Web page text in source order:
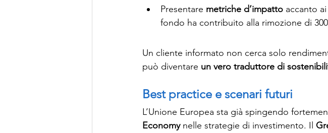
Presentare metriche d’impatto accanto
fondo ha contribuito alla rimozione di
Un cliente informato non cerca solo
può diventare un vero traduttore di
Best practice e scenari futuri
L’Unione Europea sta già spingendo
Economy nelle strategie di investimento. Il